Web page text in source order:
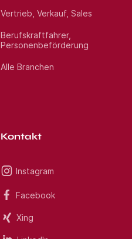
Vertrieb, Verkauf, Sales
Berufskraftfahrer,
Personenbeförderung
Alle Branchen
Kontakt
Instagram
Facebook
Xing